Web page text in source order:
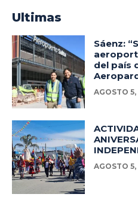
Ultimas
Sáenz:
del país
AGOSTO
AGOSTO